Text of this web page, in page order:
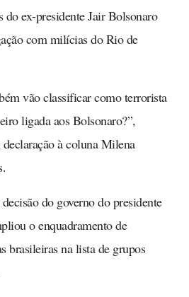
ex-presidente Jair Bolsonaro
com milícias do Rio de
vão classificar como terrorista
ligada aos Bolsonaro?”,
à coluna Milena
do governo do presidente
o enquadramento de
brasileiras na lista de grupos